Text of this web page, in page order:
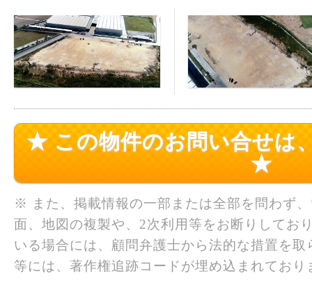
★ この物件のお問い合せは
★
※ また、掲載情報の一部または全部を問わず
面、地図の複製や、2次利用等をお断りしてお
いる場合には、顧問弁護士から法的な措置を
等には、著作権追跡コードが埋め込まれており